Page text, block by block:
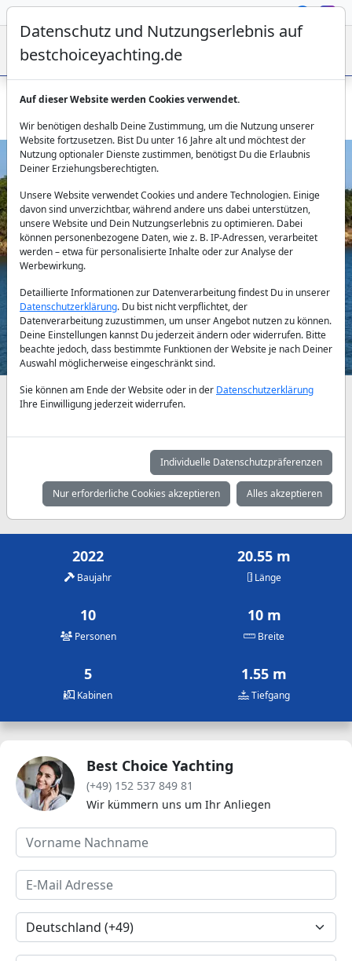
Katamaran Lagoon Daiquiri 450 F - 14m 5 Kabinen ab Athen
Previous Next
Verfügbarkeiten und Tagespreise nach Absprache
Mai Juni
5.145 €
Juli
6.075 €
August
6.075 €
September
5.145 €
Oktober
4.575 €
2022
Baujahr
20.55 m
Länge
10
Personen
10 m
Breite
5
Kabinen
1.55 m
Tiefgang
Best Choice Yachting
(+49) 152 537 849 81
Wir kümmern uns um Ihr Anliegen
Datenschutz und Nutzungserlebnis auf
bestchoiceyachting.de
Auf dieser Website werden Cookies verwendet.
Wir benötigen deshalb Deine Zustimmung, um die Nutzung unserer
Website fortzusetzen. Bist Du unter 16 Jahre alt und möchtest der
Nutzung optionaler Dienste zustimmen, benötigst Du die Erlaubnis
Deiner Erziehungsberechtigten.
Unsere Website verwendet Cookies und andere Technologien. Einige
davon sind unverzichtbar, während andere uns dabei unterstützen,
unsere Website und Dein Nutzungserlebnis zu optimieren. Dabei
können personenbezogene Daten, wie z. B. IP-Adressen, verarbeitet
werden – etwa für personalisierte Inhalte oder zur Analyse der
Werbewirkung.
Detaillierte Informationen zur Datenverarbeitung findest Du in unserer
Datenschutzerklärung. Du bist nicht verpflichtet, der
Datenverarbeitung zuzustimmen, um unser Angebot nutzen zu können.
Deine Einstellungen kannst Du jederzeit ändern oder widerrufen. Bitte
beachte jedoch, dass bestimmte Funktionen der Website je nach Deiner
Auswahl möglicherweise eingeschränkt sind.
Sie können am Ende der Website oder in der Datenschutzerklärung
Ihre Einwilligung jederzeit widerrufen.
Individuelle Datenschutzpräferenzen
Nur erforderliche Cookies akzeptieren Alles akzeptieren